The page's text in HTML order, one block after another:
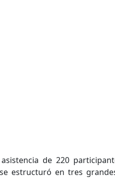
de 220
estructuró en tres